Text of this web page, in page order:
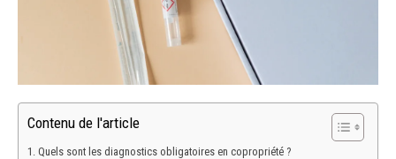
Contenu de l'article
Quels sont les diagnostics obligatoires en copropriété ?